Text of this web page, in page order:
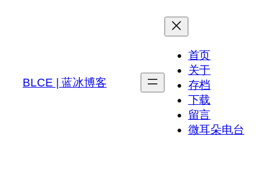
BLCE | 蓝冰博客
首页
关于
存档
下载
留言
微耳朵电台